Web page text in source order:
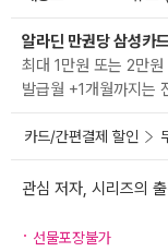
알라딘 만권당 삼성카
최대 1만원 또는 2만
발급월 +1개월까지는
카드/간편결제 할인
관심 저자, 시리즈의
선물포장불가